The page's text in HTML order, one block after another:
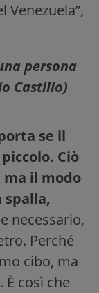
persona
Castillo)
se il
Ciò
ma il modo
spalla,
necessario,
Perché
cibo, ma
così che